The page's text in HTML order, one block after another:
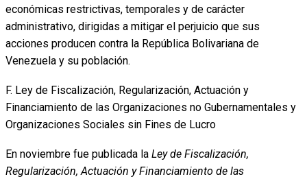
económicas restrictivas, temporales y de carácter
administrativo, dirigidas a mitigar el perjuicio que sus
acciones producen contra la República Bolivariana de
Venezuela y su población.
F. Ley de Fiscalización, Regularización, Actuación y
Financiamiento de las Organizaciones no Gubernamentales y
Organizaciones Sociales sin Fines de Lucro
En noviembre fue publicada la Ley de Fiscalización,
Regularización, Actuación y Financiamiento de las